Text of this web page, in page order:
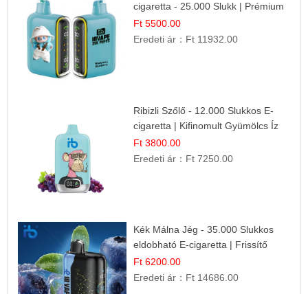
cigaretta - 25.000 Slukk | Prémium
Gyümölcs Íz
Ft 5500.00
Eredeti ár： Ft 11932.00
Ribizli Szőlő - 12.000 Slukkos E-
cigaretta | Kifinomult Gyümölcs Íz
Ft 3800.00
Eredeti ár： Ft 7250.00
Kék Málna Jég - 35.000 Slukkos
eldobható E-cigaretta | Frissítő
Ízélmény
Ft 6200.00
Eredeti ár： Ft 14686.00